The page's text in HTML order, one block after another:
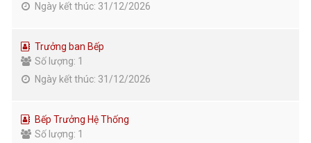
Ngày kết thúc: 31/12/2026
Trưởng ban Bếp
Số lượng: 1
Ngày kết thúc: 31/12/2026
Bếp Trưởng Hệ Thống
Số lượng: 1